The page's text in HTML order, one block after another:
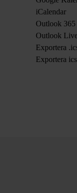
iCalendar
Outlook 365
Outlook
Exportera
Exportera